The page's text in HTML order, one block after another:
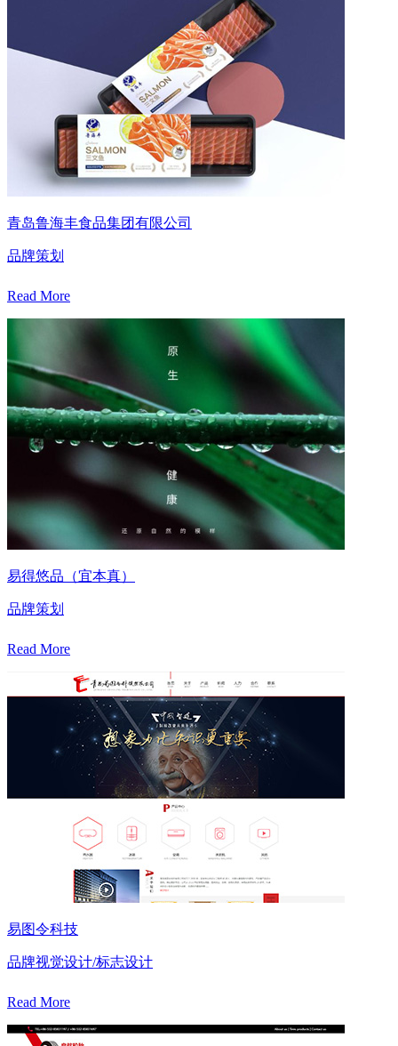
青岛鲁海丰食品集团有限公司
品牌策划
Read More
易得悠品（宜本真）
品牌策划
Read More
易图令科技
品牌视觉设计/标志设计
Read More